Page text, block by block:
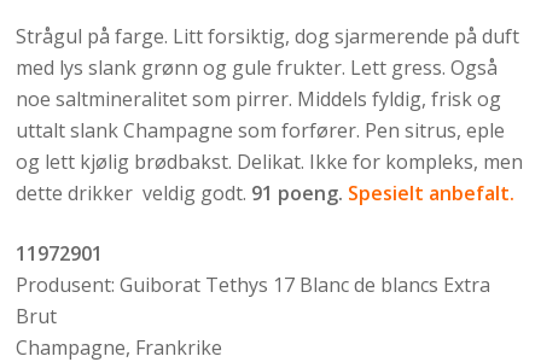
Strågul på farge. Litt forsiktig, dog sjarmerende på duft
med lys slank grønn og gule frukter. Lett gress. Også
noe saltmineralitet som pirrer. Middels fyldig, frisk og
uttalt slank Champagne som forfører. Pen sitrus, eple
og lett kjølig brødbakst. Delikat. Ikke for kompleks, men
dette drikker veldig godt. 91 poeng. Spesielt anbefalt.
11972901
Produsent: Guiborat Tethys 17 Blanc de blancs Extra
Brut
Champagne, Frankrike